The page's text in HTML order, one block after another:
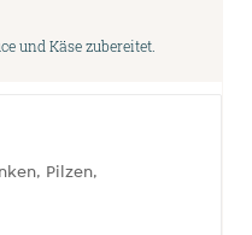
und Käse zubereitet.
Pilzen,